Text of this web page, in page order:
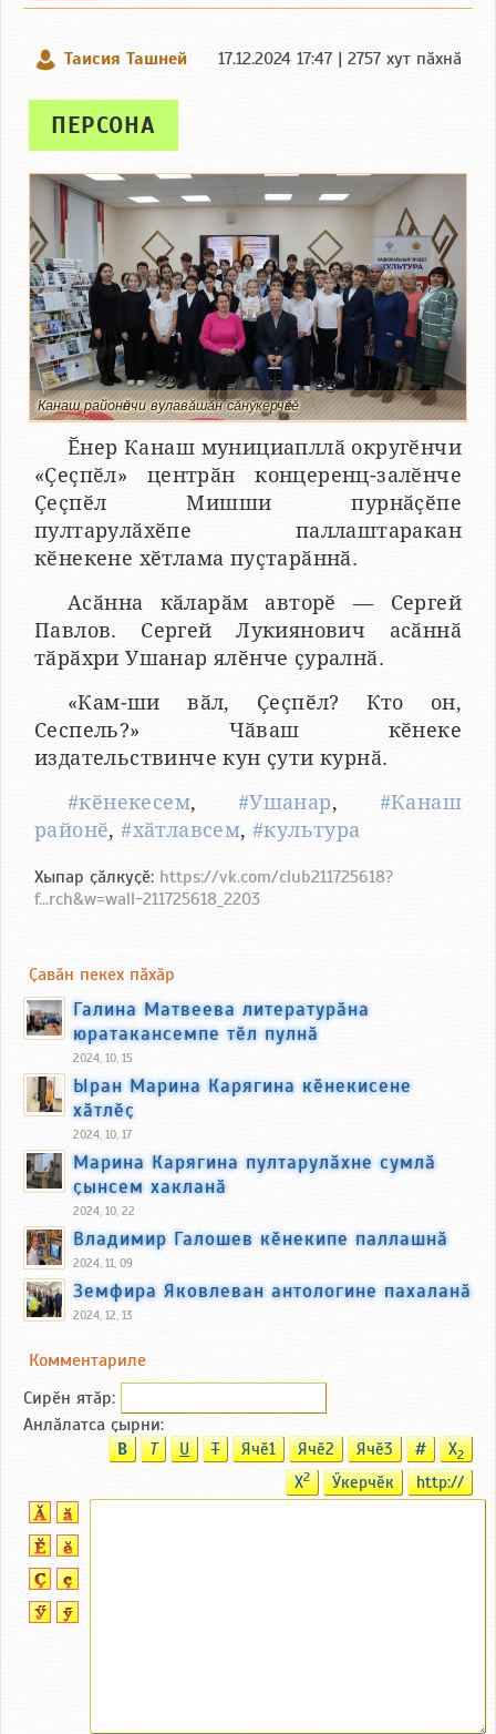
Таисия Ташней 17.12.2024 17:47 | 2757 хут пӑхнӑ
ПЕРСОНА
Канаш районӗнчи вулавӑшӑн сӑнӳкерчӗкӗ
Ӗнер Канаш мунициапллӑ округӗнчи
«Ҫеҫпӗл» центрӑн концеренц-залӗнче
Ҫеҫпӗл Мишши пурнӑҫӗпе
пултарулӑхӗпе паллаштаракан
кӗнекене хӗтлама пуҫтарӑннӑ.
Асӑнна кӑларӑм авторӗ — Сергей
Павлов. Сергей Лукиянович асӑннӑ
тӑрӑхри Ушанар ялӗнче ҫуралнӑ.
«Кам-ши вӑл, Ҫеҫпӗл? Кто он,
Сеспель?» Чӑваш кӗнеке
издательствинче кун ҫути курнӑ.
#кӗнекесем, #Ушанар, #Канаш
районӗ,#хӑтлавсем,#культура
Хыпар ҫӑлкуҫӗ: https://vk.com/club211725618?
f...rch&w=wall-211725618_2203
Ҫавӑн пекех пӑхӑр
Галина Матвеева литературӑна
юратакансемпе тӗл пулнӑ
2024, 10, 15
Ыран Марина Карягина кӗнекисене
хӑтлӗҫ
2024, 10, 17
Марина Карягина пултарулӑхне сумлӑ
ҫынсем хакланӑ
2024, 10, 22
Владимир Галошев кӗнекипе паллашнӑ
2024, 11, 09
Земфира Яковлеван антологине пахаланӑ
2024, 12, 13
Комментариле
Сирӗн ятӑp:
Анлӑлатса ҫырни:
B T U T Ячӗ1 Ячӗ2 Ячӗ3 # X2
X2 Ӳкерчӗк http://